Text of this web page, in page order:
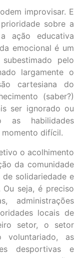
improvisar. E
sobre a
ação educativa
emocional é um
pelo
largamente o
cartesiana do
(saber?)
ser ignorado ou
as habilidades
momento difícil.
o acolhimento
da comunidade
solidariedade e
seja, é preciso
administrações
locais de
setor, o setor
as
desportivas e